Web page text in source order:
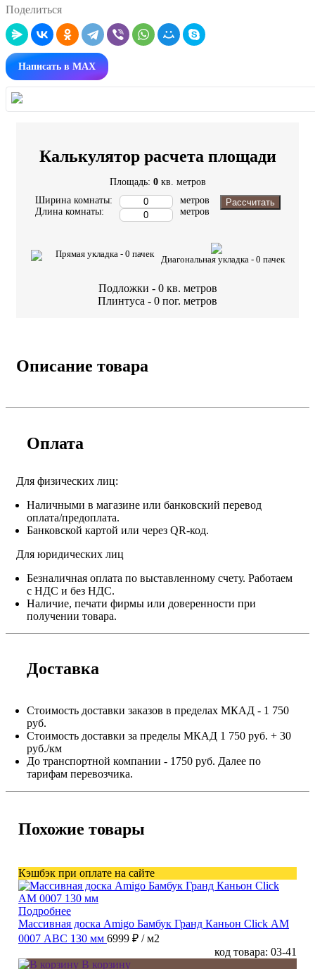
Поделиться
Написать в MAX
Калькулятор расчета площади
Площадь: 0 кв. метров
Ширина комнаты:
Длина комнаты:
метров
метров
Рассчитать
Прямая укладка - 0 пачек
Диагональная укладка - 0 пачек
Подложки - 0 кв. метров
Плинтуса - 0 пог. метров
Описание товара
Оплата
Для физических лиц:
Наличными в магазине или банковский перевод
оплата/предоплата.
Банковской картой или через QR-код.
Для юридических лиц
Безналичная оплата по выставленному счету. Работаем
с НДС и без НДС.
Наличие, печати фирмы или доверенности при
получении товара.
Доставка
Стоимость доставки заказов в пределах МКАД - 1 750
руб.
Стоимость доставки за пределы МКАД 1 750 руб. + 30
руб./км
До транспортной компании - 1750 руб. Далее по
тарифам перевозчика.
Похожие товары
Кэшбэк при оплате на сайте
Подробнее
Массивная доска Amigo Бамбук Гранд Каньон Click АМ
0007 ABC 130 мм 6999 ₽ / м2
код товара: 03-41
В корзину